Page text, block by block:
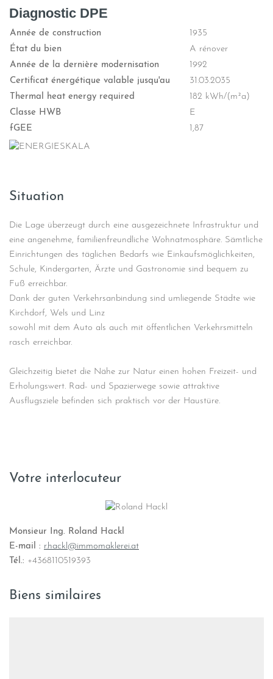
Diagnostic DPE
Année de construction
1935
État du bien
A rénover
Année de la dernière modernisation
1992
Certificat énergétique valable jusqu'au
31.03.2035
Thermal heat energy required
182 kWh/(m²a)
Classe HWB
E
fGEE
1,87
Situation
Die Lage überzeugt durch eine ausgezeichnete Infrastruktur und
eine angenehme, familienfreundliche Wohnatmosphäre. Sämtliche
Einrichtungen des täglichen Bedarfs wie Einkaufsmöglichkeiten,
Schule, Kindergarten, Ärzte und Gastronomie sind bequem zu
Fuß erreichbar.
Dank der guten Verkehrsanbindung sind umliegende Städte wie
Kirchdorf, Wels und Linz
sowohl mit dem Auto als auch mit öffentlichen Verkehrsmitteln
rasch erreichbar.
Gleichzeitig bietet die Nähe zur Natur einen hohen Freizeit- und
Erholungswert. Rad- und Spazierwege sowie attraktive
Ausflugsziele befinden sich praktisch vor der Haustüre.
Votre interlocuteur
Monsieur Ing. Roland Hackl
E-mail : r.hackl@immomaklerei.at
Tél.: +4368110519393
Biens similaires